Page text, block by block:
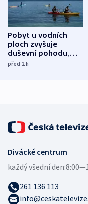
Pobyt u vodních
ploch zvyšuje
duševní pohodu,
ukázala
před 2h
Divácké centrum
každý všední den:
261 136 113